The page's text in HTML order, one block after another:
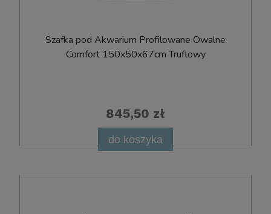
Szafka pod Akwarium Profilowane Owalne
Comfort 150x50x67cm Truflowy
845,50 zł
do koszyka